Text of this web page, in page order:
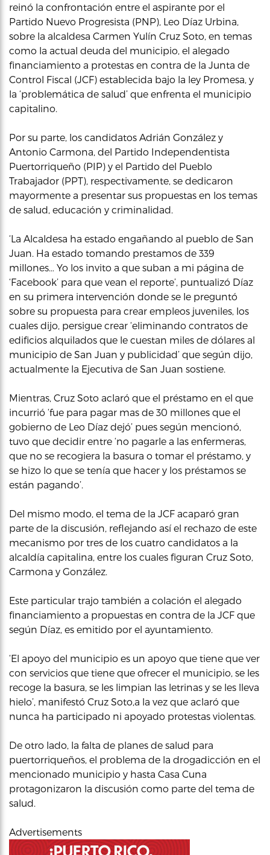
reinó la confrontación entre el aspirante por el
Partido Nuevo Progresista (PNP), Leo Díaz Urbina,
sobre la alcaldesa Carmen Yulín Cruz Soto, en temas
como la actual deuda del municipio, el alegado
financiamiento a protestas en contra de la Junta de
Control Fiscal (JCF) establecida bajo la ley Promesa, y
la ‘problemática de salud’ que enfrenta el municipio
capitalino.
Por su parte, los candidatos Adrián González y
Antonio Carmona, del Partido Independentista
Puertorriqueño (PIP) y el Partido del Pueblo
Trabajador (PPT), respectivamente, se dedicaron
mayormente a presentar sus propuestas en los temas
de salud, educación y criminalidad.
‘La Alcaldesa ha estado engañando al pueblo de San
Juan. Ha estado tomando prestamos de 339
millones… Yo los invito a que suban a mi página de
‘Facebook’ para que vean el reporte’, puntualizó Díaz
en su primera intervención donde se le preguntó
sobre su propuesta para crear empleos juveniles, los
cuales dijo, persigue crear ‘eliminando contratos de
edificios alquilados que le cuestan miles de dólares al
municipio de San Juan y publicidad’ que según dijo,
actualmente la Ejecutiva de San Juan sostiene.
Mientras, Cruz Soto aclaró que el préstamo en el que
incurrió ‘fue para pagar mas de 30 millones que el
gobierno de Leo Díaz dejó’ pues según mencionó,
tuvo que decidir entre ‘no pagarle a las enfermeras,
que no se recogiera la basura o tomar el préstamo, y
se hizo lo que se tenía que hacer y los préstamos se
están pagando’.
Del mismo modo, el tema de la JCF acaparó gran
parte de la discusión, reflejando así el rechazo de este
mecanismo por tres de los cuatro candidatos a la
alcaldía capitalina, entre los cuales figuran Cruz Soto,
Carmona y González.
Este particular trajo también a colación el alegado
financiamiento a propuestas en contra de la JCF que
según Díaz, es emitido por el ayuntamiento.
‘El apoyo del municipio es un apoyo que tiene que ver
con servicios que tiene que ofrecer el municipio, se les
recoge la basura, se les limpian las letrinas y se les lleva
hielo’, manifestó Cruz Soto,a la vez que aclaró que
nunca ha participado ni apoyado protestas violentas.
De otro lado, la falta de planes de salud para
puertorriqueños, el problema de la drogadicción en el
mencionado municipio y hasta Casa Cuna
protagonizaron la discusión como parte del tema de
salud.
Advertisements